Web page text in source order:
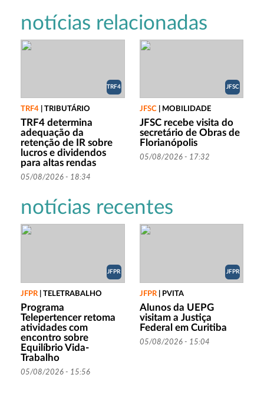
notícias relacionadas
TRF4
TRF4 TRIBUTÁRIO
TRF4 determina
adequação da
retenção de IR sobre
lucros e dividendos
para altas rendas
05/08/2026 - 18:34
JFSC
JFSC| MOBILIDADE
JFSC recebe visita do
secretário de Obras de
Florianópolis
05/08/2026 - 17:32
notícias recentes
JFPR
JFPR TELETRABALHO
Programa
Telepertencer retoma
atividades com
encontro sobre
Equilíbrio Vida-
Trabalho
05/08/2026 - 15:56
JFPR
JFPR| PVITA
Alunos da UEPG
visitam a Justiça
Federal em Curitiba
05/08/2026 - 15:04